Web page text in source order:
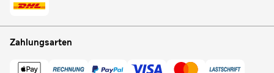
Zahlungsarten